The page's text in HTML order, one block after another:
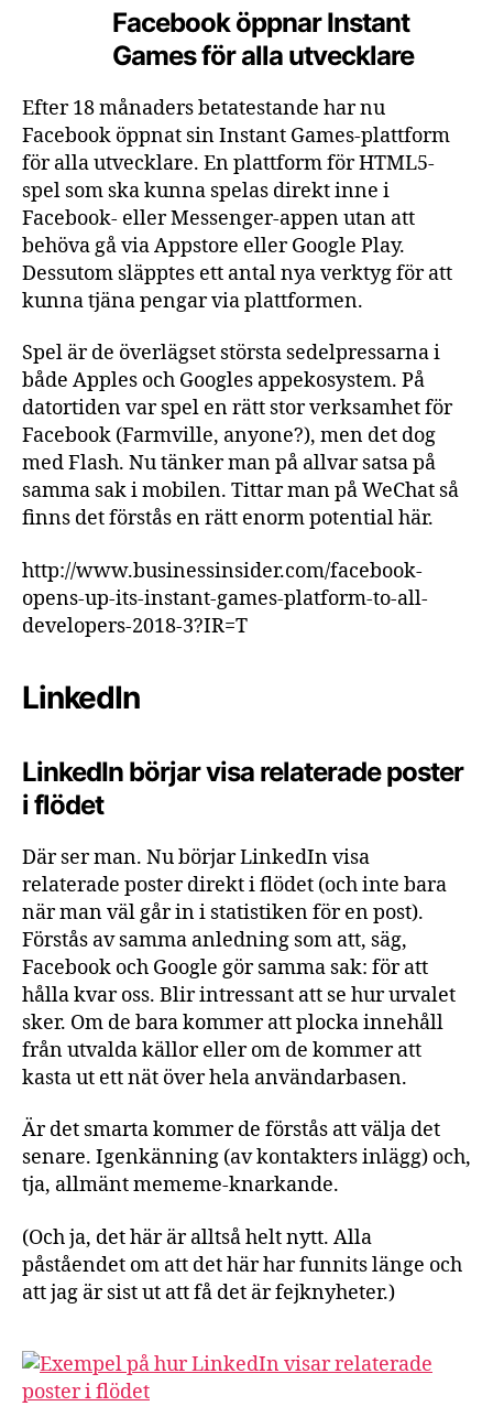
Facebook öppnar Instant
Games för alla utvecklare
Efter 18 månaders betatestande har nu
Facebook öppnat sin Instant Games-plattform
för alla utvecklare. En plattform för HTML5-
spel som ska kunna spelas direkt inne i
Facebook- eller Messenger-appen utan att
behöva gå via Appstore eller Google Play.
Dessutom släpptes ett antal nya verktyg för att
kunna tjäna pengar via plattformen.
Spel är de överlägset största sedelpressarna i
både Apples och Googles appekosystem. På
datortiden var spel en rätt stor verksamhet för
Facebook (Farmville, anyone?), men det dog
med Flash. Nu tänker man på allvar satsa på
samma sak i mobilen. Tittar man på WeChat så
finns det förstås en rätt enorm potential här.
http://www.businessinsider.com/facebook-
opens-up-its-instant-games-platform-to-all-
developers-2018-3?IR=T
LinkedIn
LinkedIn börjar visa relaterade poster
i flödet
Där ser man. Nu börjar LinkedIn visa
relaterade poster direkt i flödet (och inte bara
när man väl går in i statistiken för en post).
Förstås av samma anledning som att, säg,
Facebook och Google gör samma sak: för att
hålla kvar oss. Blir intressant att se hur urvalet
sker. Om de bara kommer att plocka innehåll
från utvalda källor eller om de kommer att
kasta ut ett nät över hela användarbasen.
Är det smarta kommer de förstås att välja det
senare. Igenkänning (av kontakters inlägg) och,
tja, allmänt mememe-knarkande.
(Och ja, det här är alltså helt nytt. Alla
påståendet om att det här har funnits länge och
att jag är sist ut att få det är fejknyheter.)